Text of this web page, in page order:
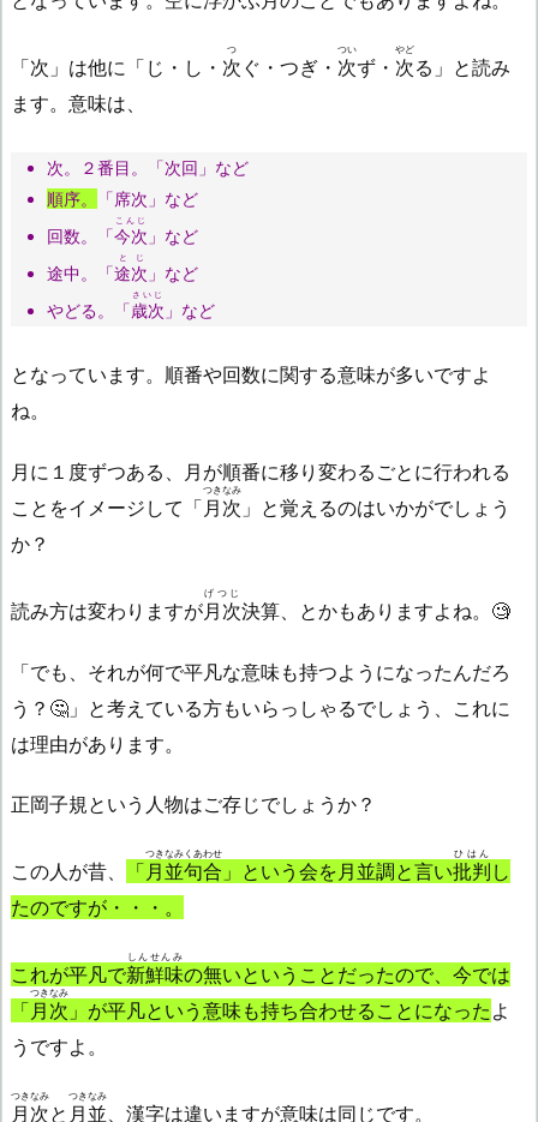
「次」は他に「じ・し・ 次
つ
ぐ・つぎ・ 次
つい
ず・ 次
やど
る」と読み
ます。意味は、
次。２番目。「次回」など
順序。
「席次」など
回数。「今次
こんじ
」など
途中。「途次
とじ
」など
やどる。「歳次
さいじ
」など
となっています。順番や回数に関する意味が多いですよ
ね。
月に１度ずつある、月が順番に移り変わるごとに行われる
ことをイメージして「 月次
つきなみ
」と覚えるのはいかがでしょう
か？
読み方は変わりますが月次
げつじ
決算、とかもありますよね。🧐
「でも、それが何で平凡な意味も持つようになったんだろ
う？🤔」と考えている方もいらっしゃるでしょう、これに
は理由があります。
正岡子規という人物はご存じでしょうか？
この人が昔、 「月並句合
つきなみくあわせ
」という会を月並調と言い批判
ひはん
し
たのですが・・・。
これが平凡で新鮮味
しんせんみ
の無いということだったので、今では
「 月次
つきなみ
」が平凡という意味も持ち合わせることになった よ
うですよ。
月次
つきなみ
と 月並
つきなみ
、漢字は違いますが意味は同じです。